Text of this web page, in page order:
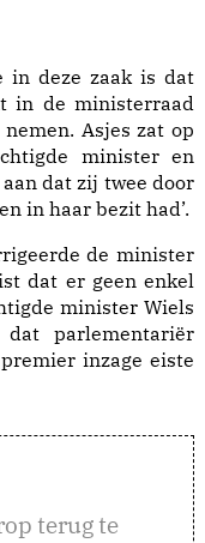
in deze zaak is dat
in de ministerraad
Asjes zat op
minister en
dat zij twee door
in haar bezit had’.
de minister
dat er geen enkel
minister Wiels
dat parlementariër
inzage eiste
terug te